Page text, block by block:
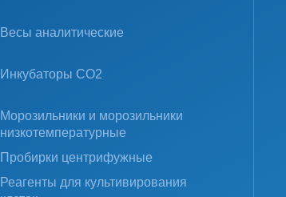
Весы аналитические
Инкубаторы CO2
Морозильники и морозильники
низкотемпературные
Пробирки центрифужные
Реагенты для культивирования